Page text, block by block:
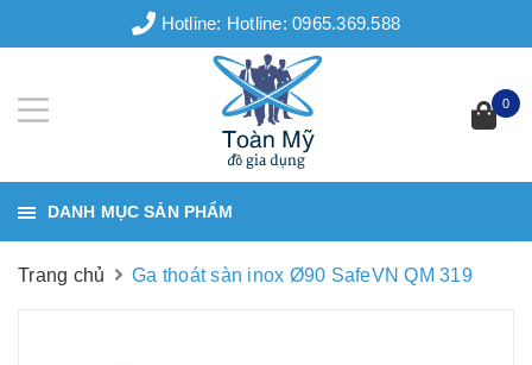
Hotline: Hotline: 0965.369.588
0
DANH MỤC SẢN PHẨM
Trang chủ Ga thoát sàn inox Ø90 SafeVN QM 319